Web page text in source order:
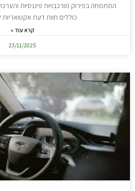
המתמחה בפירוק מורכבויות פיננסיות
כוללים חוות דעת
קרא עוד »
23/11/2025